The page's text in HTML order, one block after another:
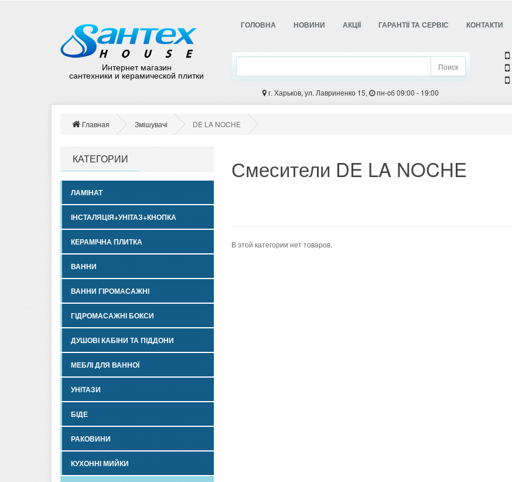
Интернет магазин
сантехники и керамической плитки
ГОЛОВНА НОВИНИ АКЦІЇ ГАРАНТІЇ ТА СЕРВІС КОНТАКТИ
Поиск
г. Харьков, ул. Лавриненко 15, пн-cб 09:00 - 19:00
Главная Змішувачі DE LA NOCHE
КАТЕГОРИИ
ЛАМІНАТ
ІНСТАЛЯЦІЯ+УНІТАЗ+КНОПКА
КЕРАМІЧНА ПЛИТКА
ВАННИ
ВАННИ ГІРОМАСАЖНІ
ГІДРОМАСАЖНІ БОКСИ
ДУШОВІ КАБІНИ ТА ПІДДОНИ
МЕБЛІ ДЛЯ ВАННОЇ
УНІТАЗИ
БІДЕ
РАКОВИНИ
КУХОННІ МИЙКИ
Смесители DE LA NOCHE
В этой категории нет товаров.